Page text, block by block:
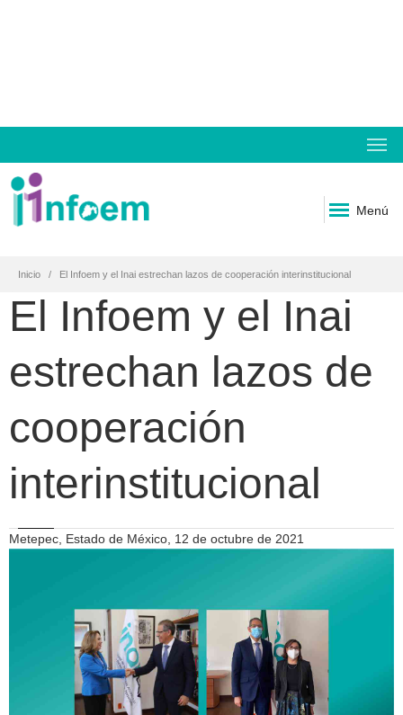
Menú
Inicio El Infoem y el Inai estrechan lazos de cooperación interinstitucional
El Infoem y el Inai
estrechan lazos de
cooperación
interinstitucional
Metepec, Estado de México, 12 de octubre de 2021